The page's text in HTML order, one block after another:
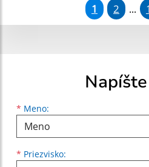
1 2 ...
* Meno:
Meno
* Priezvisko:
Priezvisko
E-mailová adresa